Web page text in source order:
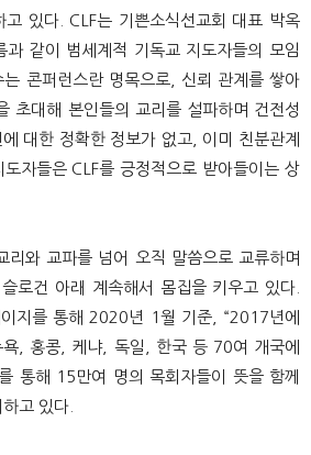
고 있다. CLF는 기쁜소식선교회 대표 박옥
같이 범세계적 기독교 지도자들의 모임
콘퍼런스란 명목으로, 신뢰 관계를 쌓아
초대해 본인들의 교리를 설파하며 건전성
대한 정확한 정보가 없고, 이미 친분관계
자들은 CLF를 긍정적으로 받아들이는 상
리와 교파를 넘어 오직 말씀으로 교류하며
로건 아래 계속해서 몸집을 키우고 있다.
지를 통해 2020년 1월 기준, “2017년에
, 홍콩, 케냐, 독일, 한국 등 70여 개국에
통해 15만여 명의 목회자들이 뜻을 함께
고 있다.